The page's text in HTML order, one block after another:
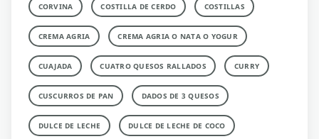
CORVINA COSTILLA DE CERDO COSTILLAS
CREMA AGRIA CREMA AGRIA O NATA O YOGUR
CUAJADA CUATRO QUESOS RALLADOS CURRY
CUSCURROS DE PAN DADOS DE 3 QUESOS
DULCE DE LECHE DULCE DE LECHE DE COCO